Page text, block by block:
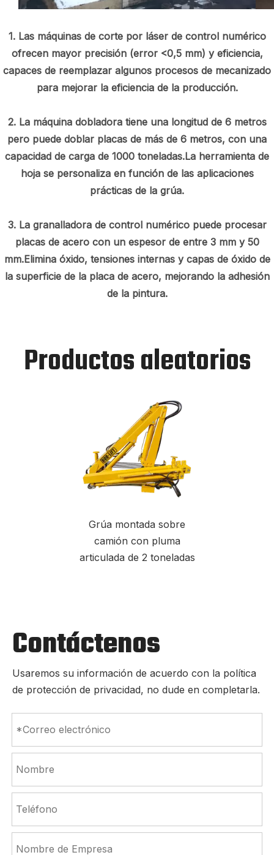
1. Las máquinas de corte por láser de control numérico
ofrecen mayor precisión (error <0,5 mm) y eficiencia,
capaces de reemplazar algunos procesos de mecanizado
para mejorar la eficiencia de la producción.
2. La máquina dobladora tiene una longitud de 6 metros
pero puede doblar placas de más de 6 metros, con una
capacidad de carga de 1000 toneladas.La herramienta de
hoja se personaliza en función de las aplicaciones
prácticas de la grúa.
3. La granalladora de control numérico puede procesar
placas de acero con un espesor de entre 3 mm y 50
mm.Elimina óxido, tensiones internas y capas de óxido de
la superficie de la placa de acero, mejorando la adhesión
de la pintura.
Productos aleatorios
Grúa montada sobre
camión con pluma
articulada de 2 toneladas
Contáctenos
Usaremos su información de acuerdo con la política
de protección de privacidad, no dude en completarla.